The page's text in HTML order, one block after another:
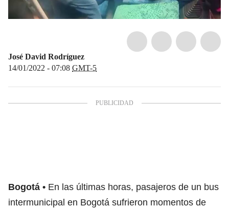
José David Rodríguez
14/01/2022 - 07:08 GMT-5
Bogotá
En las últimas horas, pasajeros de un bus
intermunicipal en Bogotá sufrieron momentos de